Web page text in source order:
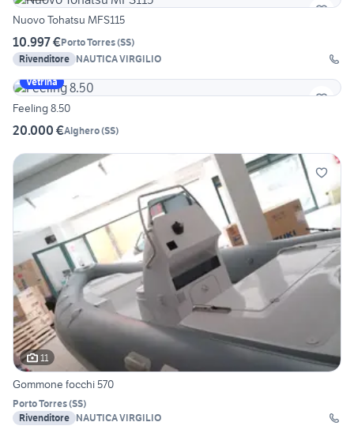
Nuovo Tohatsu MFS115
10.997 €Porto Torres(SS)
Rivenditore NAUTICA VIRGILIO
Vetrina
Feeling 8.50
20.000 €Alghero(SS)
11
Gommone focchi 570
Porto Torres(SS)
Rivenditore NAUTICA VIRGILIO